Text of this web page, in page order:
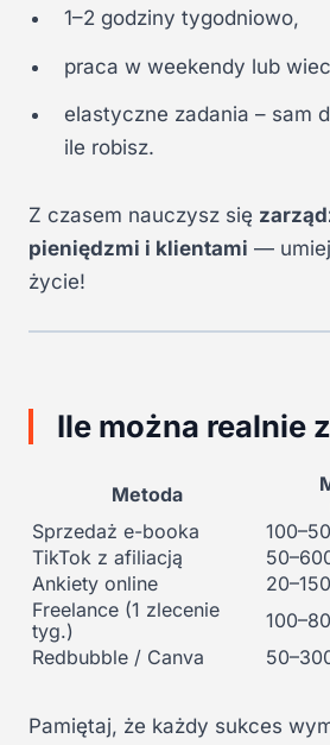
1–2 godziny tygodniowo,
praca w weekendy lub
elastyczne zadania – sam
ile robisz.
Z czasem nauczysz się
pieniędzmi i klientami —
życie!
Ile można realnie
Metoda
Sprzedaż e-booka
TikTok z afiliacją
Ankiety online
Freelance (1 zlecenie
tyg.)
Redbubble / Canva
Pamiętaj, że każdy sukces